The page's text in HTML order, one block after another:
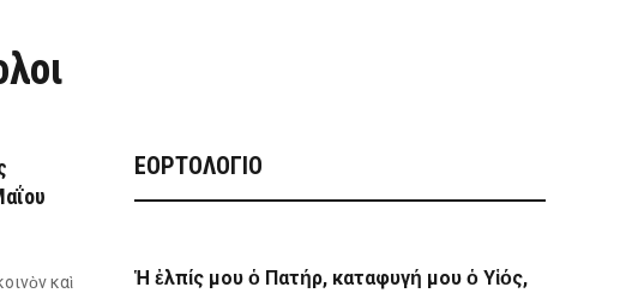
καὶ
ΕΟΡΤΟΛΟΓΙΟ
Ἡ ἐλπίς μου ὁ Πατήρ, καταφυγή μου ὁ Υἱός,